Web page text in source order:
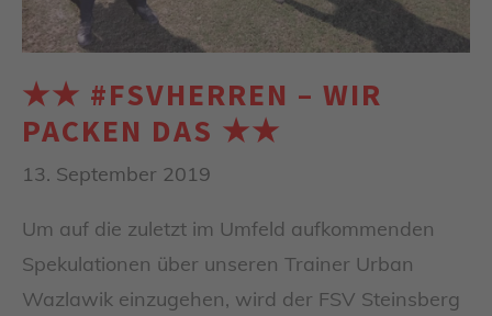
★★ #FSVHERREN – WIR
PACKEN DAS ★★
13. September 2019
Um auf die zuletzt im Umfeld aufkommenden
Spekulationen über unseren Trainer Urban
Wazlawik einzugehen, wird der FSV Steinsberg